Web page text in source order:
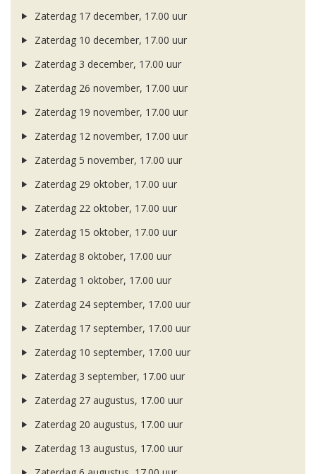
Zaterdag 17 december, 17.00 uur
Zaterdag 10 december, 17.00 uur
Zaterdag 3 december, 17.00 uur
Zaterdag 26 november, 17.00 uur
Zaterdag 19 november, 17.00 uur
Zaterdag 12 november, 17.00 uur
Zaterdag 5 november, 17.00 uur
Zaterdag 29 oktober, 17.00 uur
Zaterdag 22 oktober, 17.00 uur
Zaterdag 15 oktober, 17.00 uur
Zaterdag 8 oktober, 17.00 uur
Zaterdag 1 oktober, 17.00 uur
Zaterdag 24 september, 17.00 uur
Zaterdag 17 september, 17.00 uur
Zaterdag 10 september, 17.00 uur
Zaterdag 3 september, 17.00 uur
Zaterdag 27 augustus, 17.00 uur
Zaterdag 20 augustus, 17.00 uur
Zaterdag 13 augustus, 17.00 uur